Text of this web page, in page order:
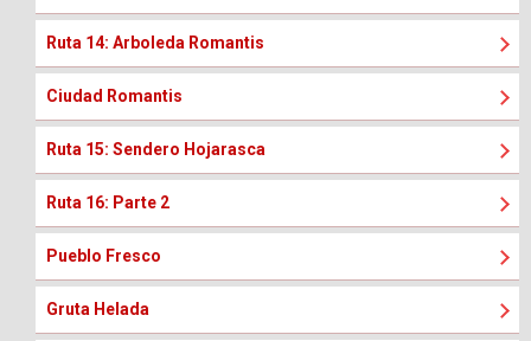
Ruta 14: Arboleda Romantis
Ciudad Romantis
Ruta 15: Sendero Hojarasca
Ruta 16: Parte 2
Pueblo Fresco
Gruta Helada